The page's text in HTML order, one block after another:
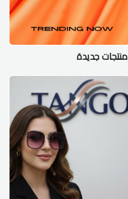
منتجات جديدة